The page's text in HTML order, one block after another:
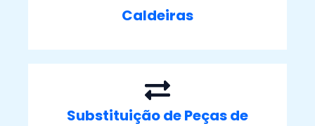
Caldeiras
Substituição de Peças de